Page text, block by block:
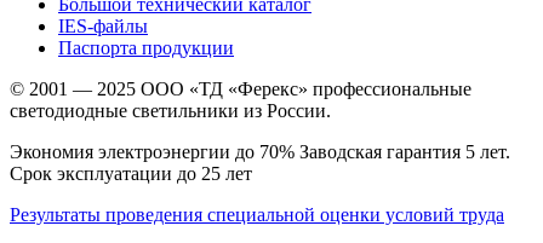
IES-файлы
Паспорта продукции
© 2001 — 2025 ООО «ТД «Ферекс» профессиональные
светодиодные светильники из России.
Экономия электроэнергии до 70% Заводская гарантия 5 лет.
Срок эксплуатации до 25 лет
Результаты проведения специальной оценки условий труда